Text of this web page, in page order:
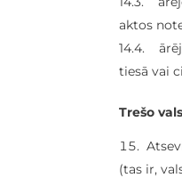
aktos
14.4.
tiesā vai
Trešo
(tas ir,